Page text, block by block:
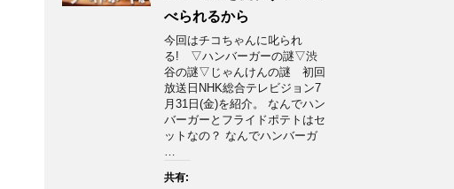
べられるから
今回はチコちゃんに叱られ
る! ▽ハンバーガーの謎▽渋
谷の謎▽じゃんけんの謎 初回
放送日NHK総合テレビジョン7
月31日(金)を紹介。 なんでハン
バーガーとフライドポテトはセ
ットなの？ なんでハンバーガ
…
共有: